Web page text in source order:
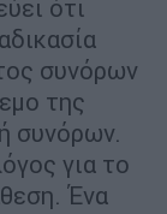
ότι
συνόρων
της
συνόρων.
για το
Ένα